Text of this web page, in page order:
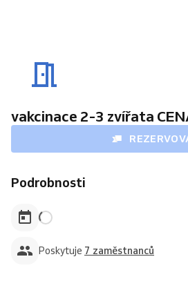
vakcinace 2-3 zvířata
Podrobnosti
Poskytuje 7 zaměstnanců